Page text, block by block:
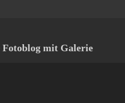
mit Galerie